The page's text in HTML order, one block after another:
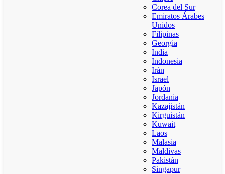
Corea del Sur
Emiratos Árabes
Unidos
Filipinas
Georgia
India
Indonesia
Irán
Israel
Japón
Jordania
Kazajistán
Kirguistán
Kuwait
Laos
Malasia
Maldivas
Pakistán
Singapur